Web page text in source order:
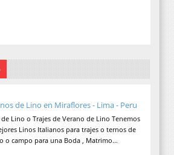
de Lino en Miraflores - Lima - Peru
Lino o Trajes de Verano de Lino Tenemos
Linos Italianos para trajes o ternos de
o campo para una Boda , Matrimo...